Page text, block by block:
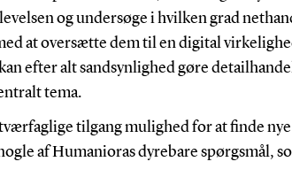
og undersøge i hvilken grad
at oversætte dem til en digital
efter alt sandsynlighed gøre
tema.
tilgang mulighed for at finde
af Humanioras dyrebare spørgsmål,